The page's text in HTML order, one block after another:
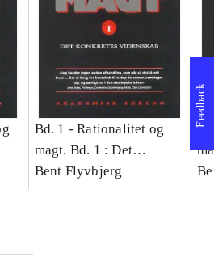
Bd. 1 -Rationalitet og
magt. Bd. 1 : Det
konkretes videnskab
Bent Flyvbjerg
Feedback